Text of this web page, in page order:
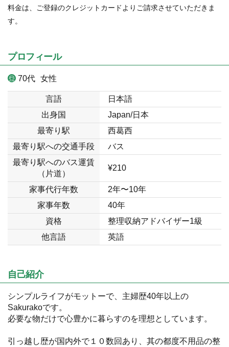
料金は、ご登録のクレジットカードよりご請求させていただきま
す。
プロフィール
70代 女性
言語
日本語
出身国
Japan/日本
最寄り駅
西葛西
最寄り駅への交通手段
バス
最寄り駅へのバス運賃
（片道）
¥210
家事代行年数
2年〜10年
家事年数
40年
資格
整理収納アドバイザー1級
他言語
英語
自己紹介
シンプルライフがモットーで、主婦歴40年以上の
Sakurakoです。
必要な物だけで心豊かに暮らすのを理想としています。
引っ越し歴が国内外で１０数回あり、其の都度不用品の整